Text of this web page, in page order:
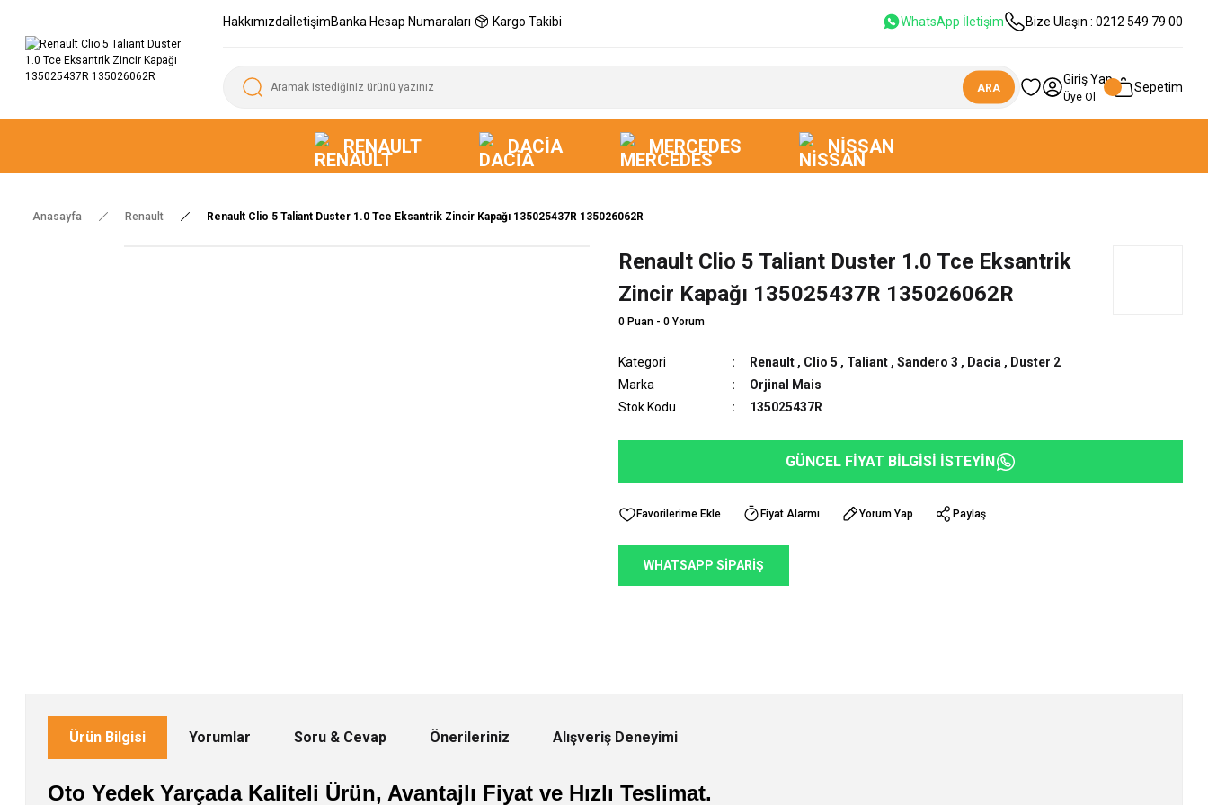
HakkımızdaİletişimBanka Hesap Numaraları Kargo Takibi WhatsApp İletişim Bize Ulaşın : 0212 549 79 00
ARA
Giriş Yap
Üye Ol
Sepetim
RENAULT DACIA MERCEDES NISSAN
Anasayfa Renault Renault Clio 5 Taliant Duster 1.0 Tce Eksantrik Zincir Kapağı 135025437R 135026062R
Renault Clio 5 Taliant Duster 1.0 Tce Eksantrik
Zincir Kapağı 135025437R 135026062R
0 Puan - 0 Yorum
Kategori Renault , Clio 5 , Taliant , Sandero 3 , Dacia , Duster 2
Marka
Orjinal Mais
Stok Kodu
135025437R
GÜNCEL FİYAT BİLGİSİ İSTEYİN
Fiyat Alarmı Yorum Yap Paylaş
WHATSAPP SİPARİŞ
Ürün Bilgisi Yorumlar Soru & Cevap Önerileriniz Alışveriş Deneyimi
Oto Yedek Yarçada Kaliteli Ürün, Avantajlı Fiyat ve Hızlı Teslimat.